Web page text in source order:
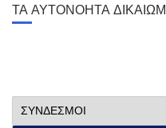
ΤΑ ΑΥΤΟΝΟΗΤΑ
ΣΥΝΔΕΣΜΟΙ